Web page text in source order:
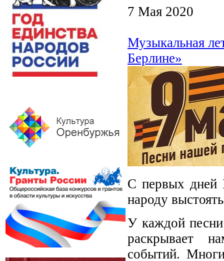
7 Мая 2020
Музыкальная
Берлине»
С первых дней
народу
У каждой песни
раскрывает
событий.